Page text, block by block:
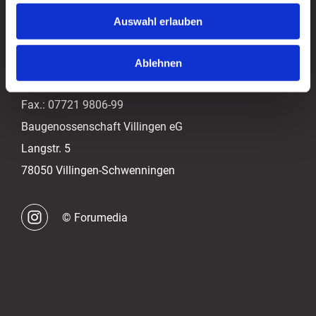
Auswahl erlauben
Ablehnen
Tel.:07721 9806-0
Fax.: 07721 9806-99
Baugenossenschaft Villingen eG
Langstr. 5
78050 Villingen-Schwenningen
© Forumedia